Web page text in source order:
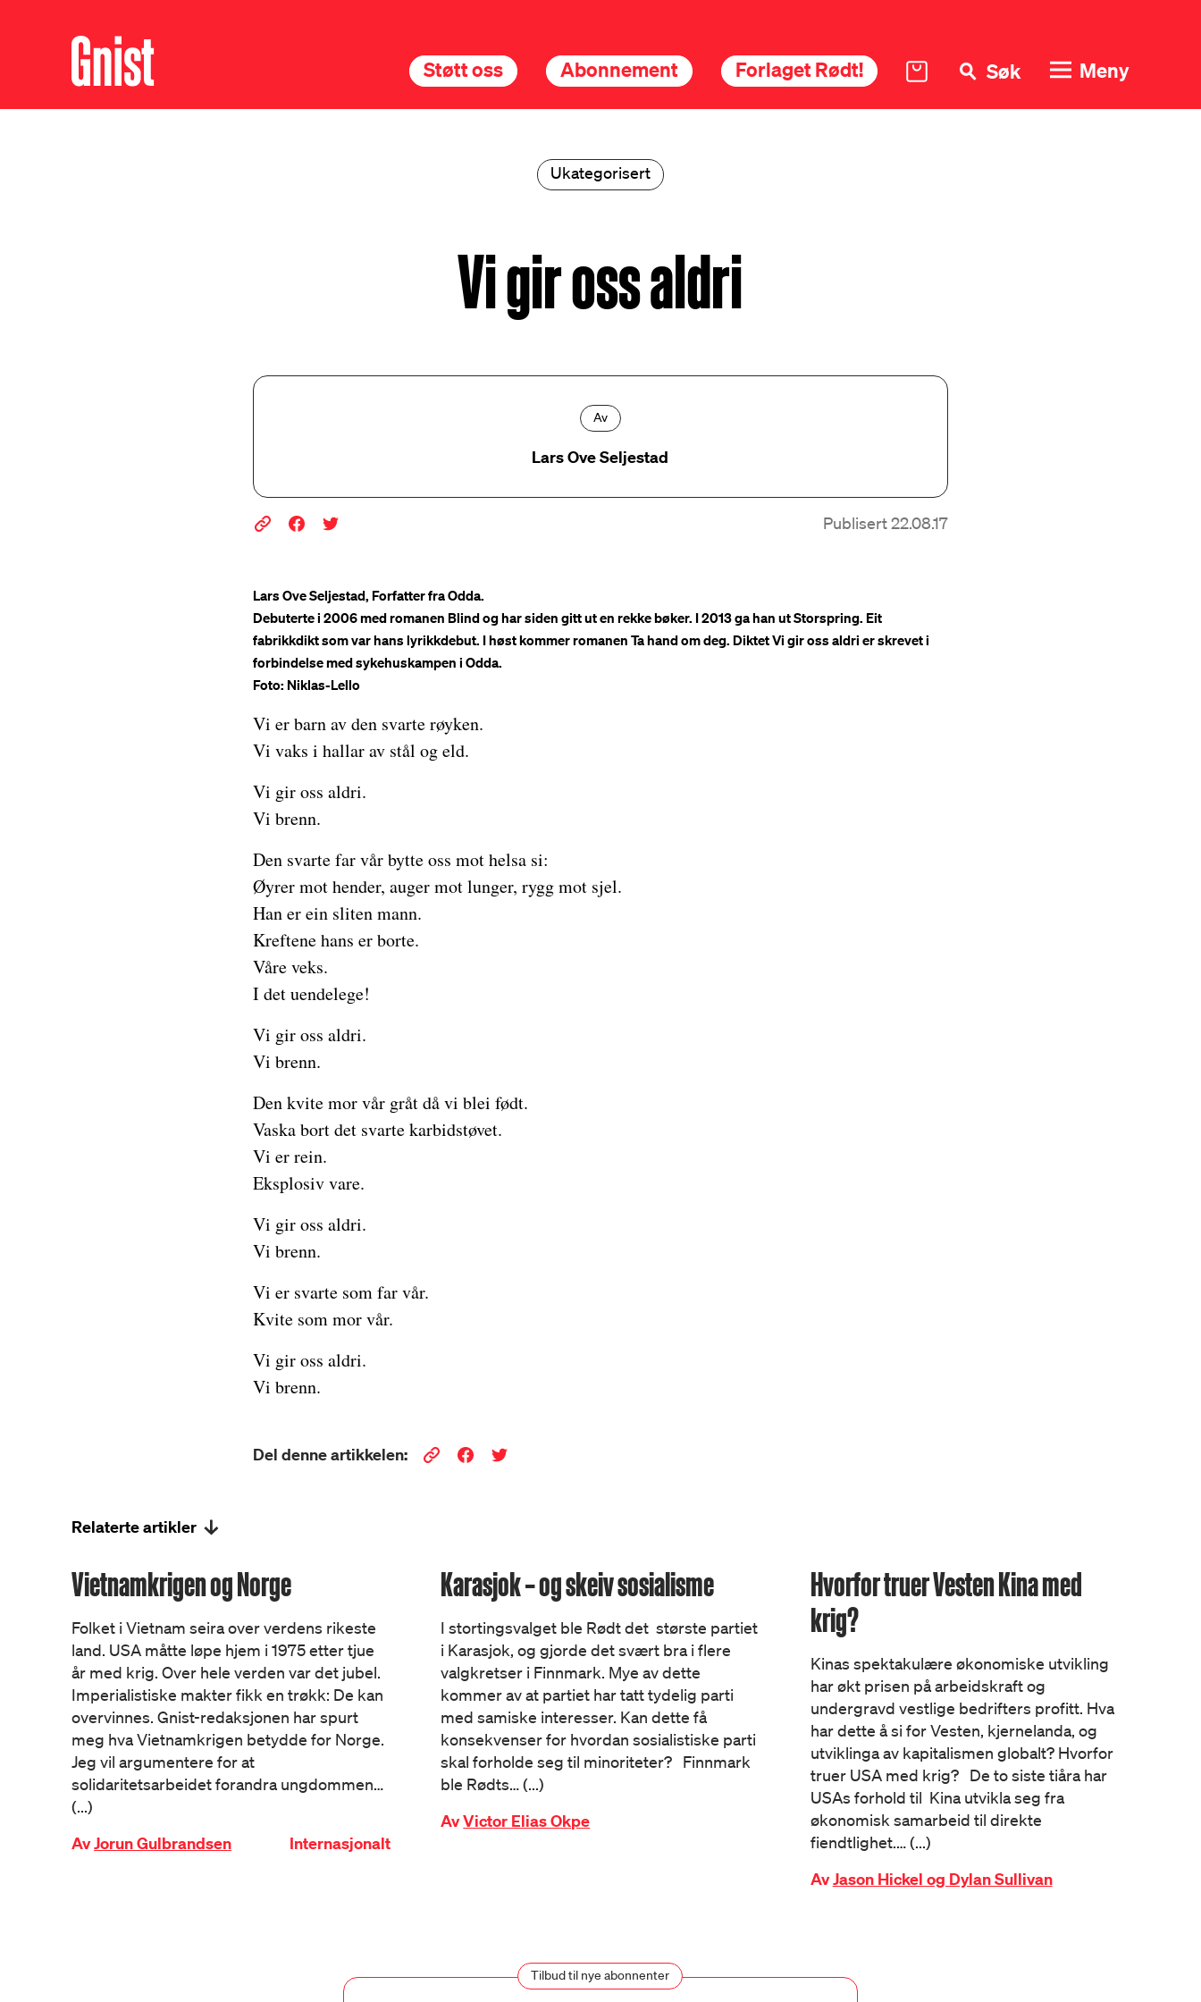
Støtt oss Abonnement Forlaget Rødt! Søk Meny
Ukategorisert
Vi gir oss aldri
Av
Lars Ove Seljestad
Publisert 22.08.17
Lars Ove Seljestad, Forfatter fra Odda.
Debuterte i 2006 med romanen Blind og har siden gitt ut en rekke bøker. I 2013 ga han ut Storspring. Eit
fabrikkdikt som var hans lyrikkdebut. I høst kommer romanen Ta hand om deg. Diktet Vi gir oss aldri er skrevet i
forbindelse med sykehuskampen i Odda.
Foto: Niklas-Lello
Vi er barn av den svarte røyken.
Vi vaks i hallar av stål og eld.
Vi gir oss aldri.
Vi brenn.
Den svarte far vår bytte oss mot helsa si:
Øyrer mot hender, auger mot lunger, rygg mot sjel.
Han er ein sliten mann.
Kreftene hans er borte.
Våre veks.
I det uendelege!
Vi gir oss aldri.
Vi brenn.
Den kvite mor vår gråt då vi blei født.
Vaska bort det svarte karbidstøvet.
Vi er rein.
Eksplosiv vare.
Vi gir oss aldri.
Vi brenn.
Vi er svarte som far vår.
Kvite som mor vår.
Vi gir oss aldri.
Vi brenn.
Del denne artikkelen:
Relaterte artikler
Vietnamkrigen og Norge
Folket i Vietnam seira over verdens rikeste
land. USA måtte løpe hjem i 1975 etter tjue
år med krig. Over hele verden var det jubel.
Imperialistiske makter fikk en trøkk: De kan
overvinnes. Gnist-redaksjonen har spurt
meg hva Vietnamkrigen betydde for Norge.
Jeg vil argumentere for at
solidaritetsarbeidet forandra ungdommen…
(...)
AvJorun Gulbrandsen Internasjonalt
Karasjok – og skeiv sosialisme
I stortingsvalget ble Rødt det største partiet
i Karasjok, og gjorde det svært bra i flere
valgkretser i Finnmark. Mye av dette
kommer av at partiet har tatt tydelig parti
med samiske interesser. Kan dette få
konsekvenser for hvordan sosialistiske parti
skal forholde seg til minoriteter? Finnmark
ble Rødts… (...)
AvVictor Elias Okpe
Hvorfor truer Vesten Kina med
krig?
Kinas spektakulære økonomiske utvikling
har økt prisen på arbeidskraft og
undergravd vestlige bedrifters profitt. Hva
har dette å si for Vesten, kjernelanda, og
utviklinga av kapitalismen globalt? Hvorfor
truer USA med krig? De to siste tiåra har
USAs forhold til Kina utvikla seg fra
økonomisk samarbeid til direkte
fiendtlighet.… (...)
AvJason Hickel og Dylan Sullivan
Tilbud til nye abonnenter